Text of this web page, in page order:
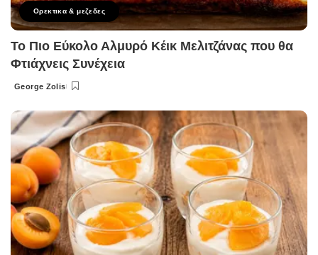
Ορεκτικα & μεζεδες
Το Πιο Εύκολο Αλμυρό Κέικ Μελιτζάνας που θα
Φτιάχνεις Συνέχεια
Posted
George Zolis